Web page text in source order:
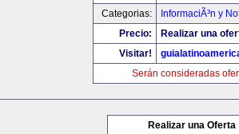
Categorias:
InformaciÃ³n y
Precio:
Realizar una
Visitar!
Serán consideradas
Realizar una Oferta